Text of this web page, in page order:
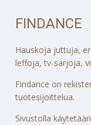
FINDANCE
Hauskoja juttuja,
leffoja, tv-sarjoja,
Findance on
tuotesijoittelua.
Sivustolla